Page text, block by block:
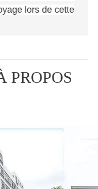
lors de cette
PROPOS